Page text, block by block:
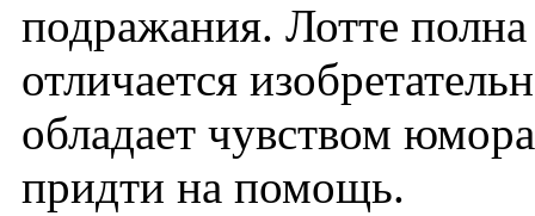
подражания. Лотте
отличается
обладает чувством
придти на помощь.